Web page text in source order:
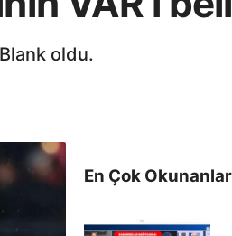
oldu.
En Çok Okunanlar